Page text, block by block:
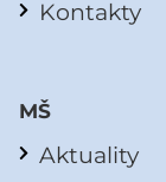
Kontakty
MŠ
Aktuality